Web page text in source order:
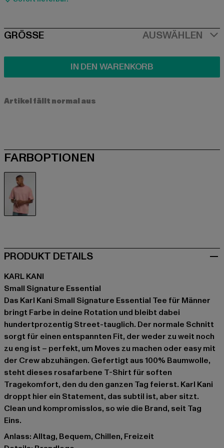
SIZE
GRÖSSE AUSWÄHLEN
IN DEN WARENKORB
Artikel fällt normal aus
FARBOPTIONEN
PRODUKT DETAILS
KARL KANI
Small Signature Essential
Das Karl Kani Small Signature Essential Tee für Männer
bringt Farbe in deine Rotation und bleibt dabei
hundertprozentig Street-tauglich. Der normale Schnitt
sorgt für einen entspannten Fit, der weder zu weit noch
zu eng ist – perfekt, um Moves zu machen oder easy mit
der Crew abzuhängen. Gefertigt aus 100% Baumwolle,
steht dieses rosafarbene T-Shirt für soften
Tragekomfort, den du den ganzen Tag feierst. Karl Kani
droppt hier ein Statement, das subtil ist, aber sitzt.
Clean und kompromisslos, so wie die Brand, seit Tag
Eins.
Anlass: Alltag, Bequem, Chillen, Freizeit